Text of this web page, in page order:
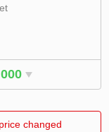
changed